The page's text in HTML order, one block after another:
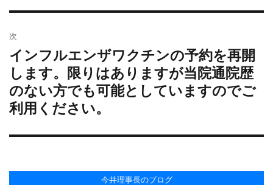
シ
ョ
ン
投
次
次
の
投
稿:
インフルエンザワクチンの予約を再開
します。限りはありますが当院通院歴
のない方でも可能としていますのでご
利用ください。
今井理事長のブログ